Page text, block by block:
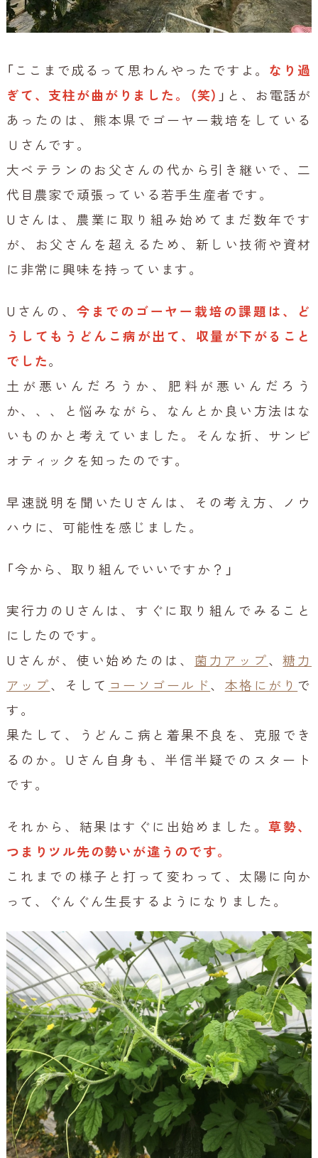
「ここまで成るって思わんやったですよ。 なり過
ぎて、支柱が曲がりました。（笑） 」と、お電話が
あったのは、熊本県でゴーヤー栽培をしている
Ｕさんです。
大ベテランのお父さんの代から引き継いで、二
代目農家で頑張っている若手生産者です。
Uさんは、農業に取り組み始めてまだ数年です
が、お父さんを超えるため、新しい技術や資材
に非常に興味を持っています。
Uさんの、 今までのゴーヤー栽培の課題は、ど
うしてもうどんこ病が出て、収量が下がること
でした 。
土が悪いんだろうか、肥料が悪いんだろう
か、、、と悩みながら、なんとか良い方法はな
いものかと考えていました。そんな折、サンビ
オティックを知ったのです。
早速説明を聞いたUさんは、その考え方、ノウ
ハウに、可能性を感じました。
「今から、取り組んでいいですか？」
実行力のUさんは、すぐに取り組んでみること
にしたのです。
Uさんが、使い始めたのは、 菌力アップ 、糖力
アップ 、そして コーソゴールド 、 本格にがり で
す。
果たして、うどんこ病と着果不良を、克服でき
るのか。Uさん自身も、半信半疑でのスタート
です。
それから、結果はすぐに出始めました。草勢、
つまりツル先の勢いが違うのです。
これまでの様子と打って変わって、太陽に向か
って、ぐんぐん生長するようになりました。